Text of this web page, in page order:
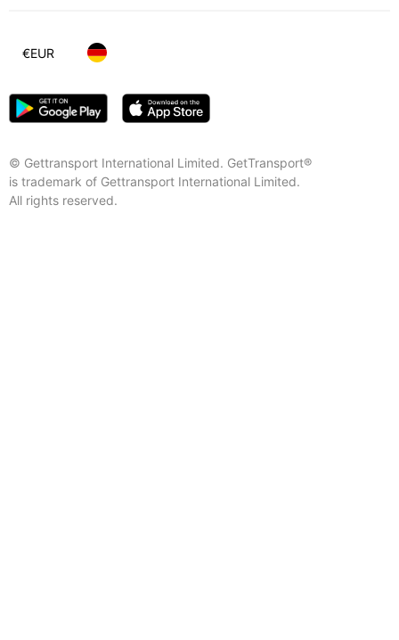
© Gettransport International Limited. GetTransport®
is trademark of Gettransport International Limited.
All rights reserved.
€EUR